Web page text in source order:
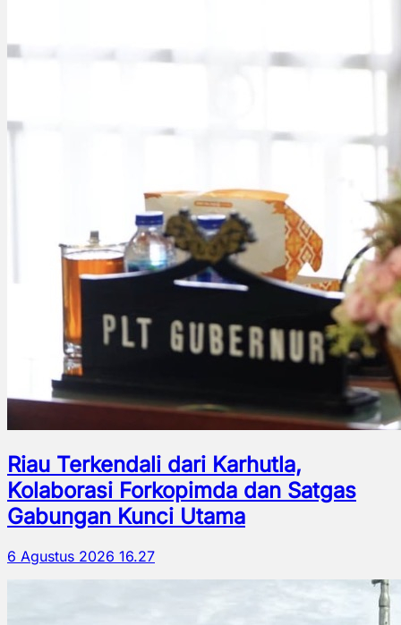
Riau Terkendali dari Karhutla,
Kolaborasi Forkopimda dan Satgas
Gabungan Kunci Utama
6 Agustus 2026 16.27